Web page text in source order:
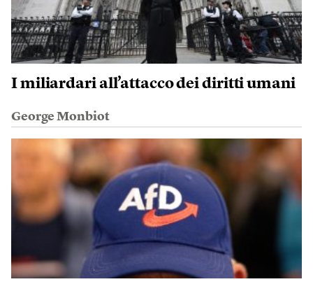
I miliardari all’attacco dei diritti umani
George Monbiot